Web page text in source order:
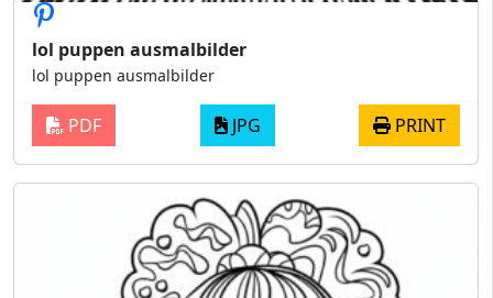
lol puppen ausmalbilder
lol puppen ausmalbilder
PDF JPG PRINT